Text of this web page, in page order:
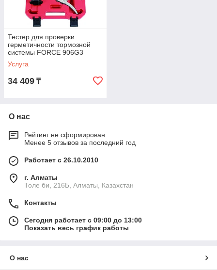
Тестер для проверки
герметичности тормозной
системы FORCE 906G3
Услуга
34 409 ₸
О нас
Рейтинг не сформирован
Менее 5 отзывов за последний год
Работает с 26.10.2010
г. Алматы
Толе би, 216Б, Алматы, Казахстан
Контакты
Сегодня работает с 09:00 до 13:00
Показать весь график работы
О нас